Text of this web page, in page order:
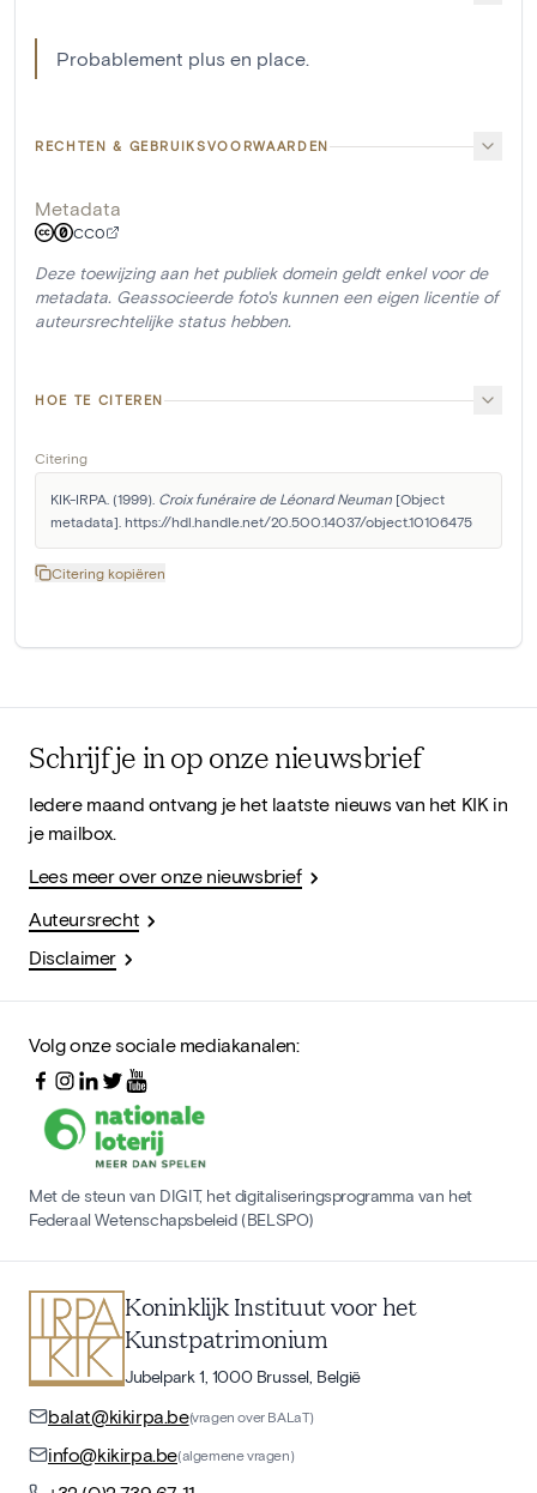
Probablement plus en place.
RECHTEN & GEBRUIKSVOORWAARDEN
Metadata
CC0
Deze toewijzing aan het publiek domein geldt enkel voor de
metadata. Geassocieerde foto's kunnen een eigen licentie of
auteursrechtelijke status hebben.
HOE TE CITEREN
Citering
KIK-IRPA. (1999). Croix funéraire de Léonard Neuman [Object
metadata]. https://hdl.handle.net/20.500.14037/object.10106475
Citering kopiëren
Schrijf je in op onze nieuwsbrief
Iedere maand ontvang je het laatste nieuws van het KIK in
je mailbox.
Lees meer over onze nieuwsbrief
Auteursrecht
Disclaimer
Volg onze sociale mediakanalen:
Met de steun van DIGIT, het digitaliseringsprogramma van het
Federaal Wetenschapsbeleid (BELSPO)
Koninklijk Instituut voor het
Kunstpatrimonium
Jubelpark 1, 1000 Brussel, België
balat@kikirpa.be(vragen over BALaT)
info@kikirpa.be(algemene vragen)